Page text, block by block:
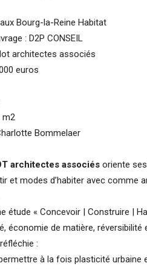
Bourg-la-Reine Habitat
: D2P CONSEIL
architectes associés
euros
m2
Bommelaer
architectes associés oriente
et modes d’habiter avec comme
étude « Concevoir | Construire |
économie de matière,
:
à la fois plasticité urbaine